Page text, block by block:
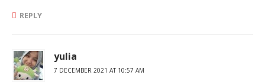
REPLY
yulia
7 DECEMBER 2021 AT 10:57 AM